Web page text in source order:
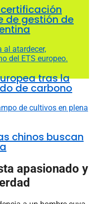
de gestión de
tras la
de carbono
chinos buscan
apasionado y